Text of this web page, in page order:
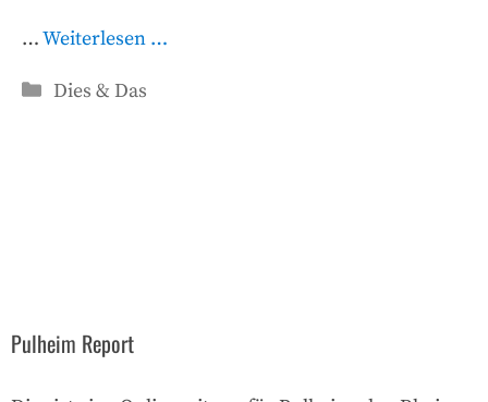
…Weiterlesen …
Kategorien
Dies & Das
Pulheim Report